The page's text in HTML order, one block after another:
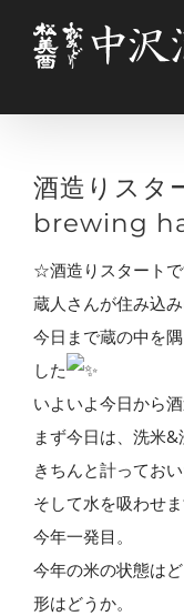
酒造りスタ
brewing
☆酒造りスタート
蔵人さんが住み込
今日まで蔵の中を
した
いよいよ今日から
まず今日は、洗米&
きちんと計ってお
そして水を吸わせま
今年一発目。
今年の米の状態は
形はどうか。